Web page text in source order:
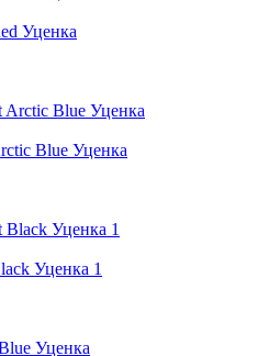
Уценка
Blue Уценка
Уценка 1